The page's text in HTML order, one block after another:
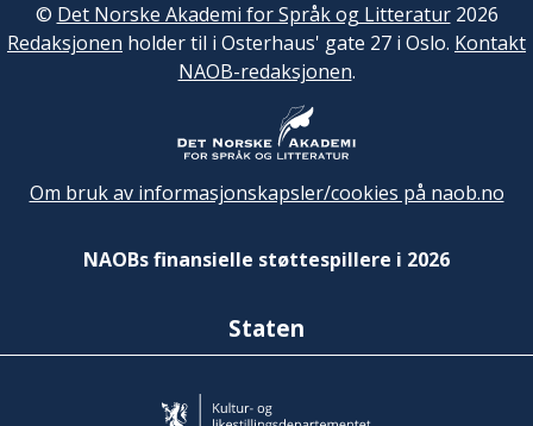
© Det Norske Akademi for Språk og Litteratur2026
Redaksjonen holder til i Osterhaus' gate 27 i Oslo. Kontakt
NAOB-redaksjonen.
Om bruk av informasjonskapsler/cookies på naob.no
NAOBs finansielle støttespillere i 2026
Staten